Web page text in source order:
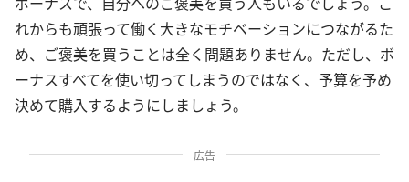
れからも頑張って働く大きなモチベーションにつながるた
め、ご褒美を買うことは全く問題ありません。ただし、ボ
ーナスすべてを使い切ってしまうのではなく、予算を予め
決めて購入するようにしましょう。
広告